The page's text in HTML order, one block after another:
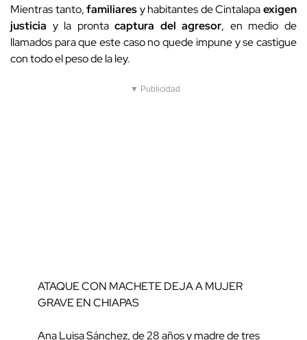
Mientras tanto,familiaresy habitantes de Cintalapaexigen
justicia y la prontacaptura del agresor, en medio de
llamados para que este caso no quede impune y se castigue
con todo el peso de la ley.
▼ Publicidad
ATAQUE CON MACHETE DEJA A MUJER
GRAVE EN CHIAPAS
Ana Luisa Sánchez, de 28 años y madre de tres